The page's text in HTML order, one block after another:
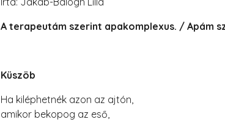
A terapeutám szerint apakomplexus. / Apám
Küszöb
Ha kiléphetnék azon az ajtón,
amikor bekopog az eső,